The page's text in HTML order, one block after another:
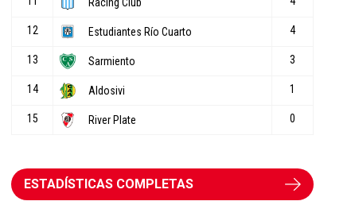
ESTADÍSTICAS COMPLETAS